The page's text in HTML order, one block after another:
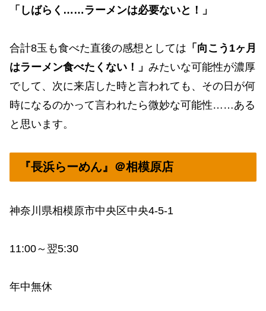
「しばらく……ラーメンは必要ないと！」
合計8玉も食べた直後の感想としては 「向こう1ヶ月
はラーメン食べたくない！」 みたいな可能性が濃厚
でして、次に来店した時と言われても、その日が何
時になるのかって言われたら微妙な可能性……ある
と思います。
『長浜らーめん』＠相模原店
神奈川県相模原市中央区中央4-5-1
11:00～翌5:30
年中無休